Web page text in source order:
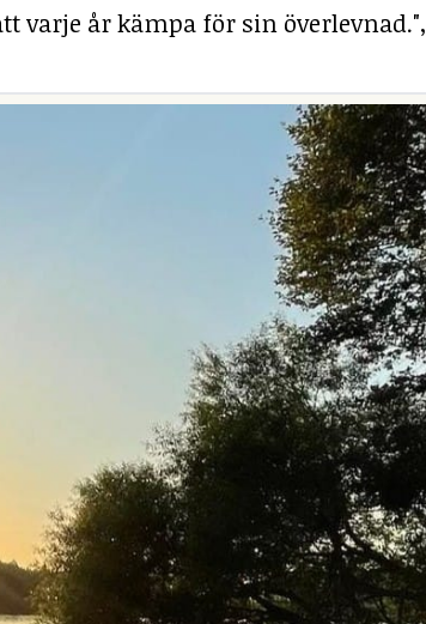
varje år kämpa för sin överlevnad.",